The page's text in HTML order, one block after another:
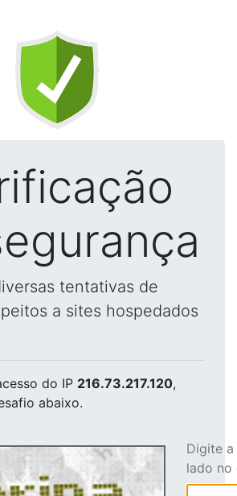
tentativas de
a sites hospedados
do IP 216.73.217.120,
abaixo.
Digite
lado no